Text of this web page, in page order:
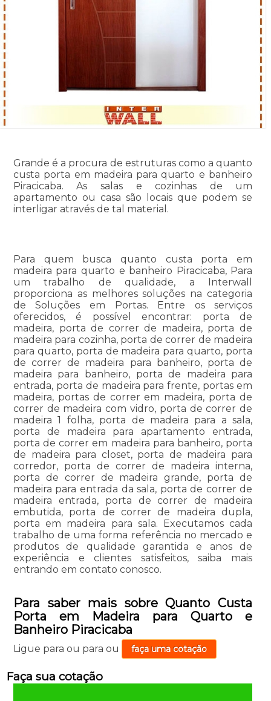
Grande é a procura de estruturas como a quanto
custa porta em madeira para quarto e banheiro
Piracicaba. As salas e cozinhas de um
apartamento ou casa são locais que podem se
interligar através de tal material.
Para quem busca quanto custa porta em
madeira para quarto e banheiro Piracicaba, Para
um trabalho de qualidade, a Interwall
proporciona as melhores soluções na categoria
de Soluções em Portas. Entre os serviços
oferecidos, é possível encontrar: porta de
madeira, porta de correr de madeira, porta de
madeira para cozinha, porta de correr de madeira
para quarto, porta de madeira para quarto, porta
de correr de madeira para banheiro, porta de
madeira para banheiro, porta de madeira para
entrada, porta de madeira para frente, portas em
madeira, portas de correr em madeira, porta de
correr de madeira com vidro, porta de correr de
madeira 1 folha, porta de madeira para a sala,
porta de madeira para apartamento entrada,
porta de correr em madeira para banheiro, porta
de madeira para closet, porta de madeira para
corredor, porta de correr de madeira interna,
porta de correr de madeira grande, porta de
madeira para entrada da sala, porta de correr de
madeira entrada, porta de correr de madeira
embutida, porta de correr de madeira dupla,
porta em madeira para sala. Executamos cada
trabalho de uma forma referência no mercado e
produtos de qualidade garantida e anos de
experiência e clientes satisfeitos, saiba mais
entrando em contato conosco.
Para saber mais sobre Quanto Custa
Porta em Madeira para Quarto e
Banheiro Piracicaba
Ligue para ou para ou faça uma cotação
Faça sua cotação